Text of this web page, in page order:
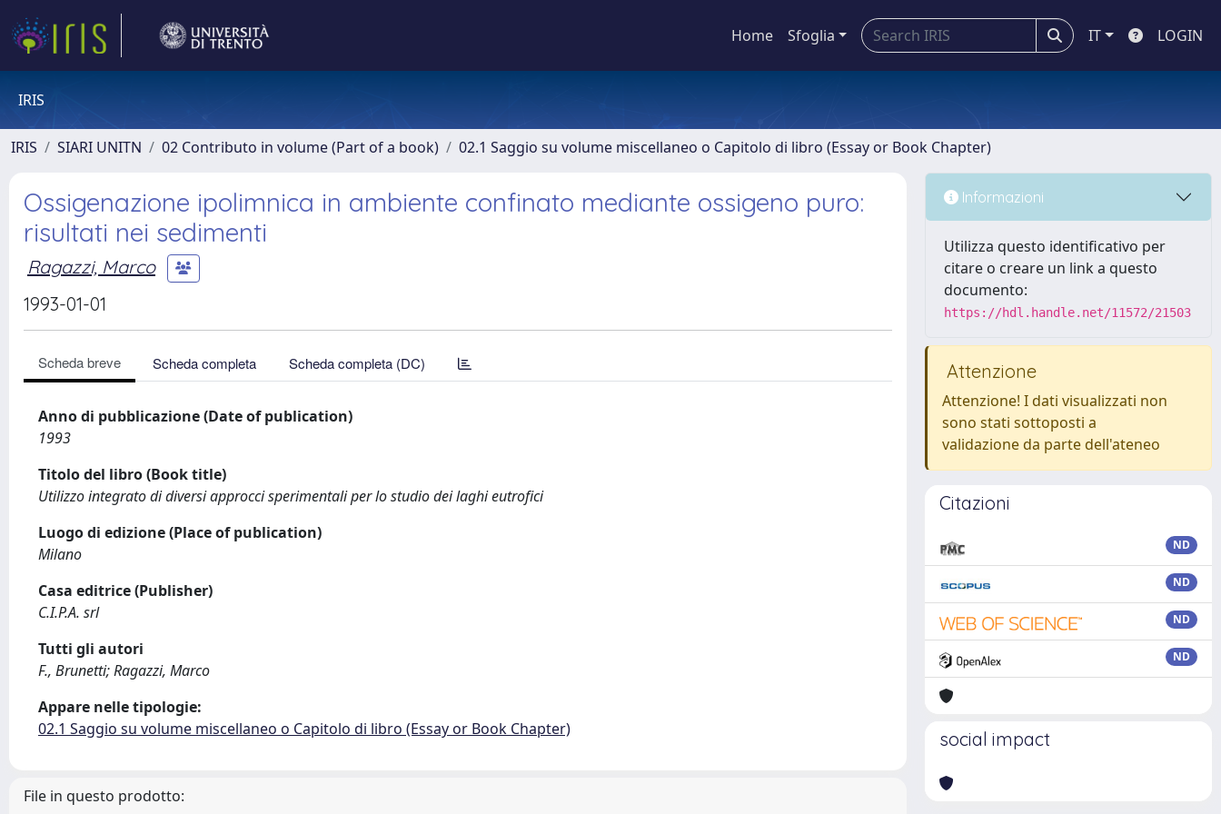
Home Sfoglia IT LOGIN
IRIS
IRIS SIARI UNITN 02 Contributo in volume (Part of a book) 02.1 Saggio su volume miscellaneo o Capitolo di libro (Essay or Book Chapter)
Ossigenazione ipolimnica in ambiente confinato mediante ossigeno puro:
risultati nei sedimenti
Ragazzi, Marco
1993-01-01
Scheda breve Scheda completa Scheda completa (DC)
Anno di pubblicazione (Date of publication)
1993
Titolo del libro (Book title)
Utilizzo integrato di diversi approcci sperimentali per lo studio dei laghi eutrofici
Luogo di edizione (Place of publication)
Milano
Casa editrice (Publisher)
C.I.P.A. srl
Tutti gli autori
F., Brunetti; Ragazzi, Marco
Appare nelle tipologie:
02.1 Saggio su volume miscellaneo o Capitolo di libro (Essay or Book Chapter)
File in questo prodotto:
Informazioni
Utilizza questo identificativo per
citare o creare un link a questo
documento:
https://hdl.handle.net/11572/21503
Attenzione
Attenzione! I dati visualizzati non
sono stati sottoposti a
validazione da parte dell'ateneo
Citazioni
ND
ND
ND
ND
social impact